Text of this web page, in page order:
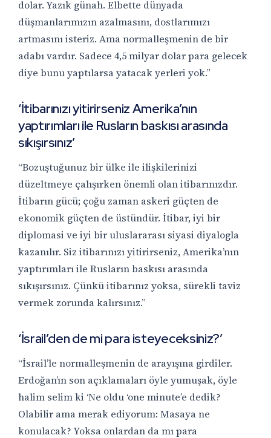
dolar. Yazık günah. Elbette dünyada
düşmanlarımızın azalmasını, dostlarımızı
artmasını isteriz. Ama normalleşmenin de bir
adabı vardır. Sadece 4,5 milyar dolar para gelecek
diye bunu yaptılarsa yatacak yerleri yok.”
‘İtibarınızı yitirirseniz Amerika’nın
yaptırımları ile Rusların baskısı arasında
sıkışırsınız’
“Bozuştuğunuz bir ülke ile ilişkilerinizi
düzeltmeye çalışırken önemli olan itibarınızdır.
İtibarın gücü; çoğu zaman askeri güçten de
ekonomik güçten de üstündür. İtibar, iyi bir
diplomasi ve iyi bir uluslararası siyasi diyalogla
kazanılır. Siz itibarınızı yitirirseniz, Amerika’nın
yaptırımları ile Rusların baskısı arasında
sıkışırsınız. Çünkü itibarınız yoksa, sürekli taviz
vermek zorunda kalırsınız.”
‘İsrail’den de mi para isteyeceksiniz?’
“İsrail’le normalleşmenin de arayışına girdiler.
Erdoğan’ın son açıklamaları öyle yumuşak, öyle
halim selim ki ‘Ne oldu ‘one minute’e dedik?
Olabilir ama merak ediyorum: Masaya ne
konulacak? Yoksa onlardan da mı para